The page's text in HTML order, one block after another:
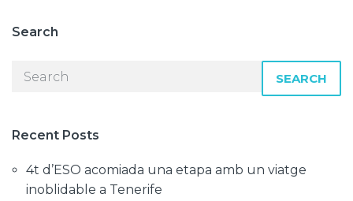
Search
SEARCH
Recent Posts
4t d’ESO acomiada una etapa amb un viatge
inoblidable a Tenerife